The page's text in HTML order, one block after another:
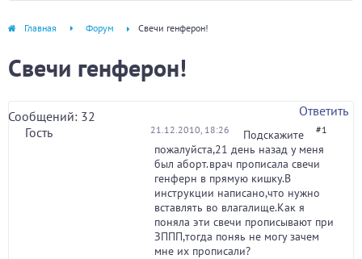
Главная Форум Свечи генферон!
Свечи генферон!
Сообщений: 32
Ответить
Гость
21.12.2010, 18:26 #1
Подскажите
пожалуйста,21 день назад у меня
был аборт.врач прописала свечи
генферн в прямую кишку.В
инструкции написано,что нужно
вставлять во влагалище.Как я
поняла эти свечи прописывают при
ЗППП,тогда поняь не могу зачем
мне их прописали?